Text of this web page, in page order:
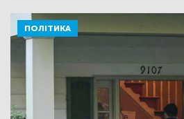
ПОЛІТИКА